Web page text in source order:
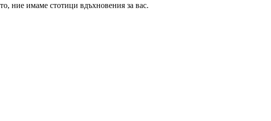
ние имаме стотици вдъхновения за вас.